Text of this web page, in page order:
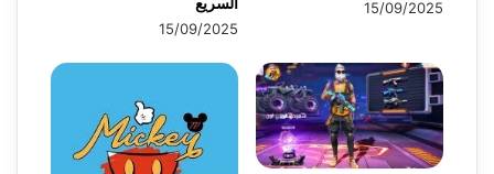
15/09/2025
15/09/2025